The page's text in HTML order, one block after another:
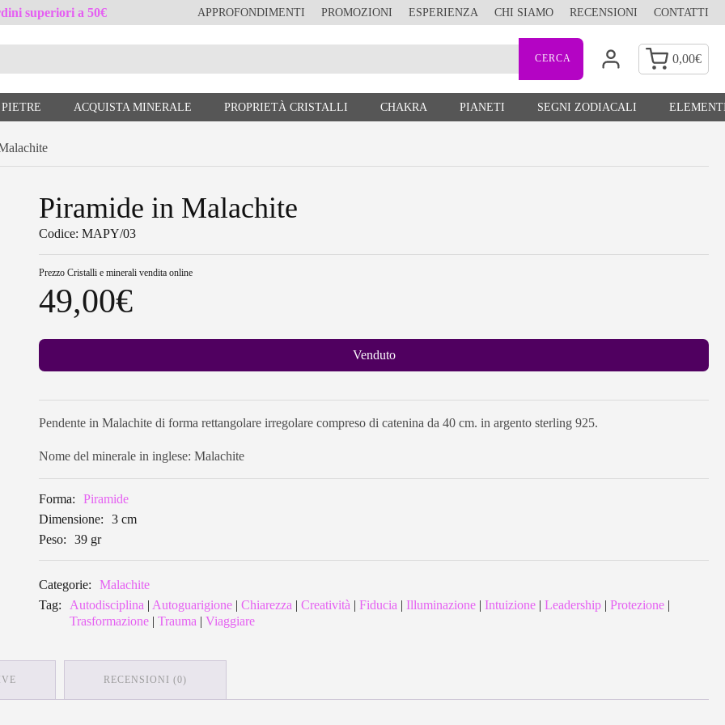
superiori a 50€ APPROFONDIMENTI PROMOZIONI ESPERIENZA CHI SIAMO RECENSIONI CONTATTI
0,00€
ACQUISTA MINERALE PROPRIETÀ CRISTALLI CHAKRA PIANETI SEGNI ZODIACALI
Piramide in Malachite
Codice: MAPY/03
PrezzoCristalli e minerali vendita online
49,00€
Venduto
Pendente in Malachite di forma rettangolare irregolare compreso di catenina da 40 cm. in argento sterling 925.
Nome del minerale in inglese: Malachite
Forma:
Piramide
Dimensione:
3 cm
Peso:
39 gr
Categorie:
Malachite
Tag:
Autodisciplina | Autoguarigione |Chiarezza |Creatività |Fiducia |Illuminazione |Intuizione |Leadership |Protezione |
Trasformazione |Trauma |Viaggiare
RECENSIONI (0)